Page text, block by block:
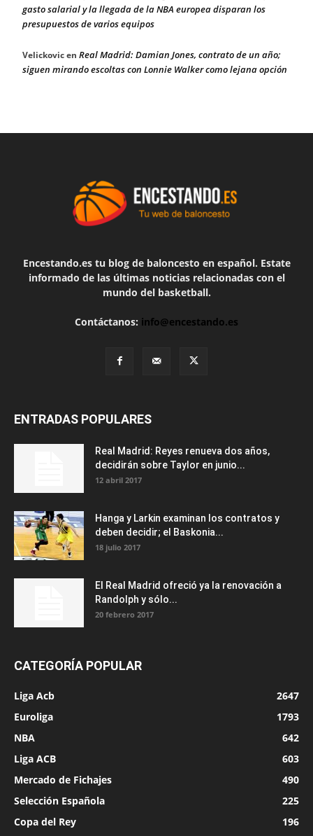
gasto salarial y la llegada de la NBA europea disparan los
presupuestos de varios equipos
Velickovicen Real Madrid: Damian Jones, contrato de un año;
siguen mirando escoltas con Lonnie Walker como lejana opción
Encestando.es tu blog de baloncesto en español. Estate
informado de las últimas noticias relacionadas con el
mundo del basketball.
Contáctanos: info@encestando.es
ENTRADAS POPULARES
Real Madrid: Reyes renueva dos años,
decidirán sobre Taylor en junio...
12 abril 2017
Hanga y Larkin examinan los contratos y
deben decidir; el Baskonia...
18 julio 2017
El Real Madrid ofreció ya la renovación a
Randolph y sólo...
20 febrero 2017
CATEGORÍA POPULAR
Liga Acb
2647
Euroliga
1793
NBA
642
Liga ACB
603
Mercado de Fichajes
490
Selección Española
225
Copa del Rey
196